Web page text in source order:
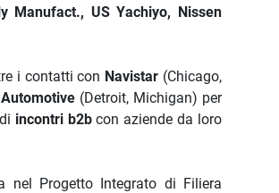
Manufact., US Yachiyo, Nissen
i contatti con Navistar (Chicago,
(Detroit, Michigan) per
incontri b2bcon aziende da loro
nel Progetto Integrato di Filiera